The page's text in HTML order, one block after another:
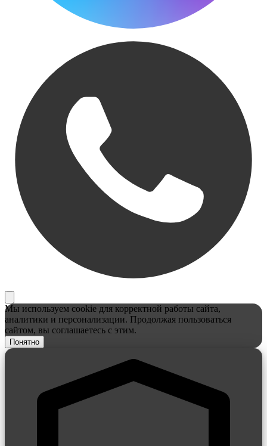
Мы используем cookie для корректной работы сайта,
аналитики и персонализации. Продолжая пользоваться
сайтом, вы соглашаетесь с этим.
Понятно